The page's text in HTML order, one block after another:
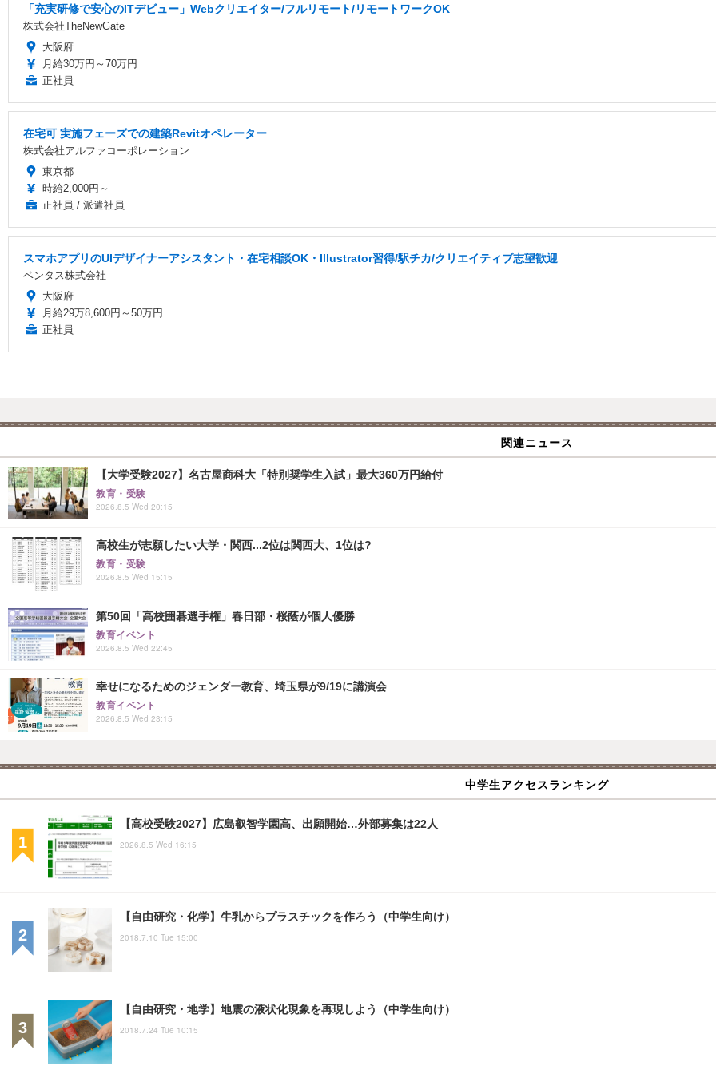
「充実研修で安心のITデビュー」Webクリエイター/フルリモート/リモートワークOK
株式会社TheNewGate
大阪府
月給30万円～70万円
正社員
在宅可 実施フェーズでの建築Revitオペレーター
株式会社アルファコーポレーション
東京都
時給2,000円～
正社員 / 派遣社員
スマホアプリのUIデザイナーアシスタント・在宅相談OK・Illustrator習得/駅チカ/クリエイティブ志望歓迎
ベンタス株式会社
大阪府
月給29万8,600円～50万円
正社員
関連ニュース
【大学受験2027】名古屋商科大「特別奨学生入試」最大360万円給付
教育・受験
2026.8.5 Wed 20:15
高校生が志願したい大学・関西...2位は関西大、1位は?
教育・受験
2026.8.5 Wed 15:15
第50回「高校囲碁選手権」春日部・桜蔭が個人優勝
教育イベント
2026.8.5 Wed 22:45
幸せになるためのジェンダー教育、埼玉県が9/19に講演会
教育イベント
2026.8.5 Wed 23:15
中学生アクセスランキング
【高校受験2027】広島叡智学園高、出願開始…外部募集は22人
2026.8.5 Wed 16:15
【自由研究・化学】牛乳からプラスチックを作ろう（中学生向け）
2018.7.10 Tue 15:00
【自由研究・地学】地震の液状化現象を再現しよう（中学生向け）
2018.7.24 Tue 10:15